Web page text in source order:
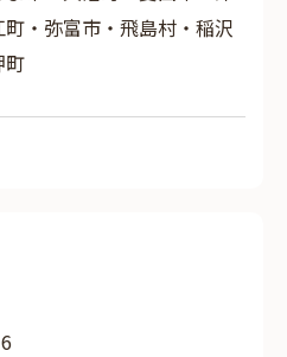
・弥富市・飛島村・稲沢
町